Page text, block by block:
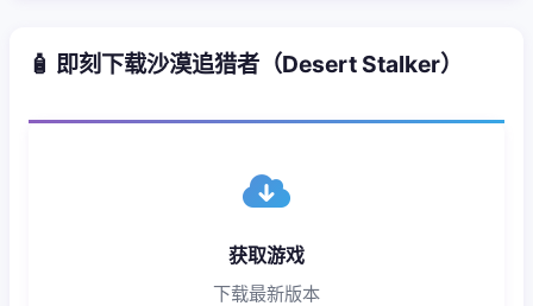
🧴 即刻下载沙漠追猎者（Desert Stalker）
获取游戏
下载最新版本